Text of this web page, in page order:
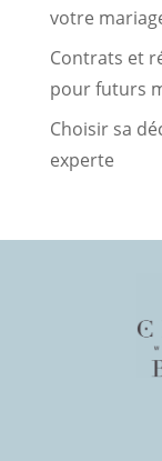
votre
Contrats et
pour futurs
Choisir sa
experte